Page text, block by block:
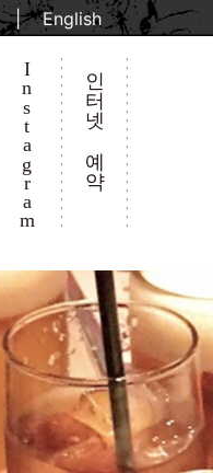
English
Instagram 인터넷 예약